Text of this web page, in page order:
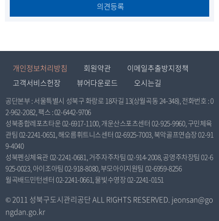
의견등록
개인정보처리방침 회원약관
이메일추출방지정책
고객서비스헌장
뷰어다운로드 오시는길
공단본부 : 서울특별시 성북구 화랑로 18자길 13(상월곡동 24-348), 전화번호 : 0
2-962-2082, 팩스 : 02-6442-9706
성북종합레포츠타운 02-6917-1100, 개운산스포츠센터 02-925-9960, 구민체육
관팀 02-2241-0651, 해오름휘트니스센터 02-6925-7003, 북악골프연습장 02-91
9-4040
성북펜싱체육관 02-2241-0681, 거주자주차팀 02-914-2008, 공영주차장팀 02-6
925-0023, 아이조아팀 02-918-8080, 부모아이지원팀 02-6959-8256
월곡배드민턴센터 02-2241-0661, 물빛수영장 02-2241-0151
© 2011 성북구도시관리공단 ALL RIGHTS RESERVED. jeonsan@go
ngdan.go.kr